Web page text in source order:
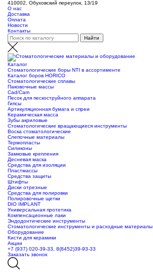
410002, Обуховский переулок, 13/19
О нас
Доставка
Оплата
Новости
Контакты
Каталог
Стоматологические боры NTI в ассортименте
Каталог боров HORICO
Стоматологические сплавы
Паковочные массы
Сad/Сam
Песок для пескоструйного аппарата
Гипсы
Артикуляционная бумага и спреи
Керамическая масса
Зубы акриловые
Стоматологические вращающиеся инструменты
Воска стоматологические
Слепочные материалы
Термопласты
Силиконы
Замковые крепления
Десневая маска
Средства для изоляции
Пластмассы
Средства защиты
Штифты
Диски отрезные
Средства для полировки
Полировочные щетки
DIO IMPLANT
Универсальная протетика
Компенсационные лаки
Эндодонтические инструменты
Стоматологические инструменты и расходные материалы
Оборудование
Кисти для керамики
Акции
+7 (937) 020-39-33, 8(8452)39-93-33
Заказать звонок